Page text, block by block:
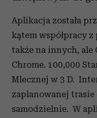
Aplikacja została
kątem współpracy z
także na innych, ale
Chrome. 100,000
Mlecznej w 3 D.
zaplanowanej
samodzielnie. W